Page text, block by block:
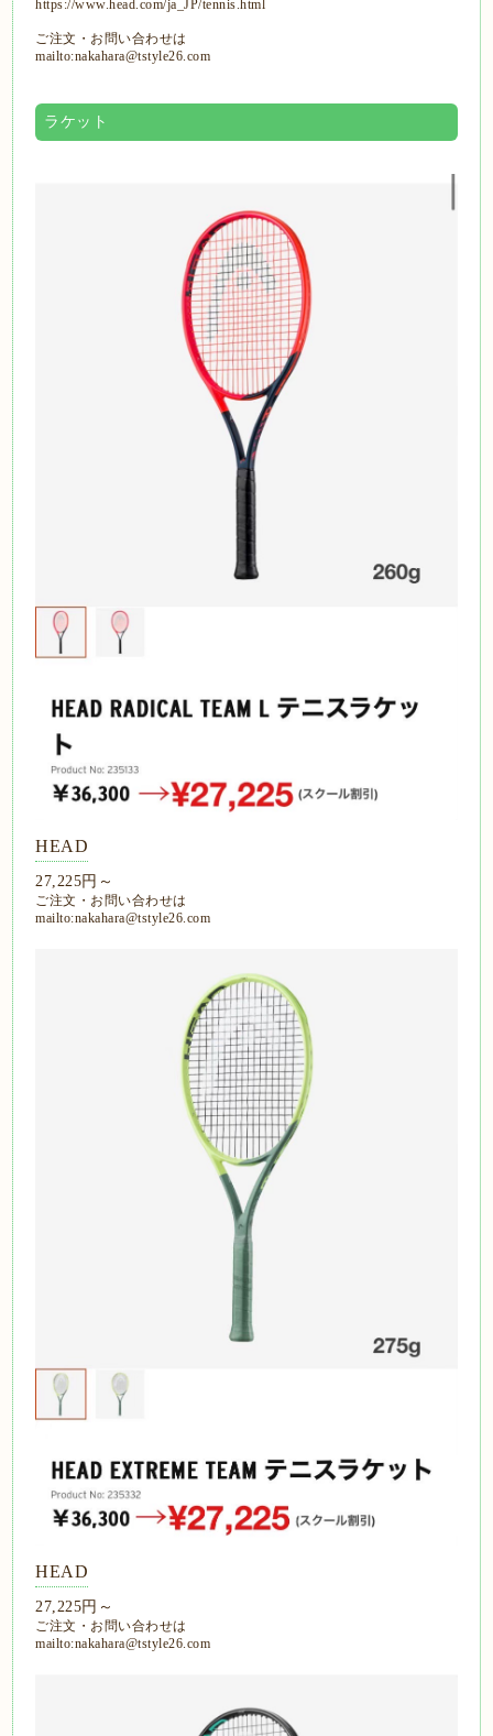
https://www.head.com/ja_JP/tennis.html
ご注文・お問い合わせは
mailto:nakahara@tstyle26.com
ラケット
HEAD
27,225円～
ご注文・お問い合わせは
mailto:nakahara@tstyle26.com
HEAD
27,225円～
ご注文・お問い合わせは
mailto:nakahara@tstyle26.com